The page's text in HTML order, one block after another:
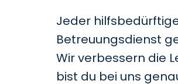
Jeder
Betreuungsdienst
Wir verbessern die
bist du bei uns